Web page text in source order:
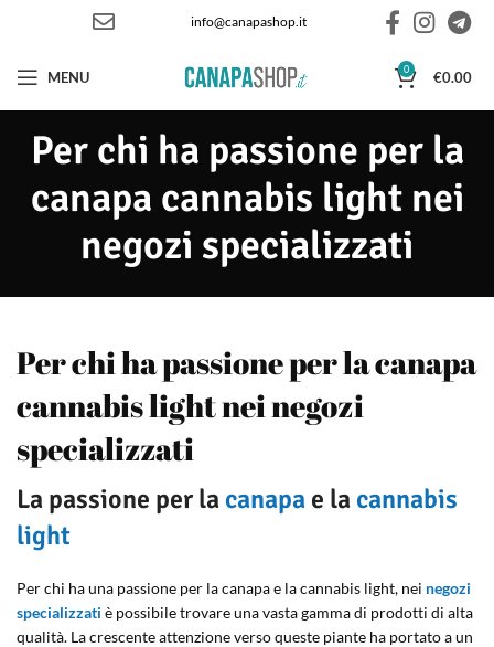
info@canapashop.it
MENU 0 €0.00
Per chi ha passione per la
canapa cannabis light nei
negozi specializzati
Per chi ha passione per la canapa
cannabis light nei negozi
specializzati
La passione per la canapa e la cannabis
light
Per chi ha una passione per la canapa e la cannabis light, nei negozi
specializzati è possibile trovare una vasta gamma di prodotti di alta
qualità. La crescente attenzione verso queste piante ha portato a un